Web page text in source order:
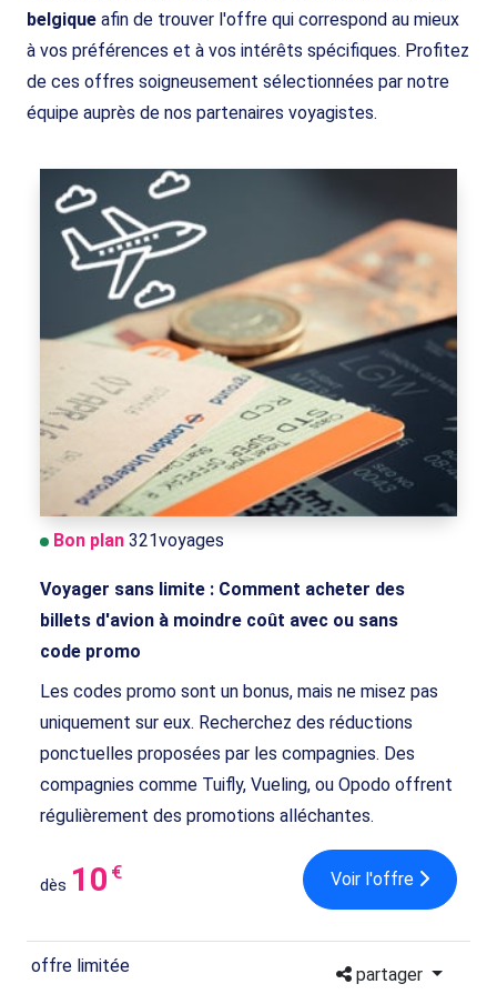
belgique afin de trouver l'offre qui correspond au mieux
à vos préférences et à vos intérêts spécifiques. Profitez
de ces offres soigneusement sélectionnées par notre
équipe auprès de nos partenaires voyagistes.
Bon plan 321voyages
Voyager sans limite : Comment acheter des
billets d'avion à moindre coût avec ou sans
code promo
Les codes promo sont un bonus, mais ne misez pas
uniquement sur eux. Recherchez des réductions
ponctuelles proposées par les compagnies. Des
compagnies comme Tuifly, Vueling, ou Opodo offrent
régulièrement des promotions alléchantes.
dès 10 € Voir l'offre
offre limitée partager